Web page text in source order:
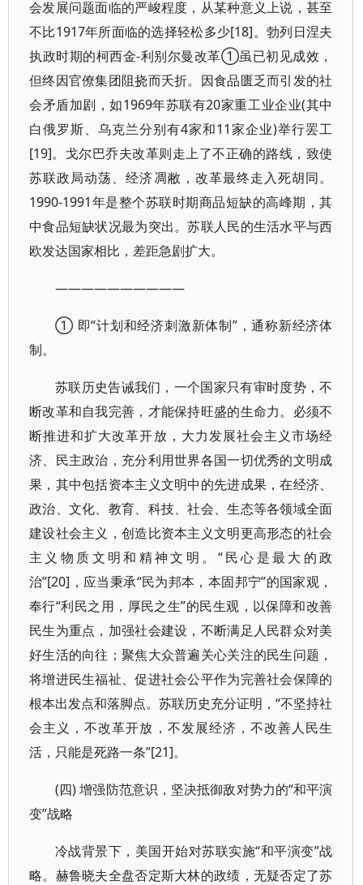
会发展问题面临的严峻程度，从某种意义上说，甚至
不比1917年所面临的选择轻松多少[18]。勃列日涅夫
执政时期的柯西金-利别尔曼改革①虽已初见成效，
但终因官僚集团阻挠而夭折。因食品匮乏而引发的社
会矛盾加剧，如1969年苏联有20家重工业企业(其中
白俄罗斯、乌克兰分别有4家和11家企业)举行罢工
[19]。戈尔巴乔夫改革则走上了不正确的路线，致使
苏联政局动荡、经济凋敝，改革最终走入死胡同。
1990-1991年是整个苏联时期商品短缺的高峰期，其
中食品短缺状况最为突出。苏联人民的生活水平与西
欧发达国家相比，差距急剧扩大。
——————————
① 即“计划和经济刺激新体制”，通称新经济体
制。
苏联历史告诫我们，一个国家只有审时度势，不
断改革和自我完善，才能保持旺盛的生命力。必须不
断推进和扩大改革开放，大力发展社会主义市场经
济、民主政治，充分利用世界各国一切优秀的文明成
果，其中包括资本主义文明中的先进成果，在经济、
政治、文化、教育、科技、社会、生态等各领域全面
建设社会主义，创造比资本主义文明更高形态的社会
主义物质文明和精神文明。“民心是最大的政
治”[20]，应当秉承“民为邦本，本固邦宁”的国家观，
奉行“利民之用，厚民之生”的民生观，以保障和改善
民生为重点，加强社会建设，不断满足人民群众对美
好生活的向往；聚焦大众普遍关心关注的民生问题，
将增进民生福祉、促进社会公平作为完善社会保障的
根本出发点和落脚点。苏联历史充分证明，“不坚持社
会主义，不改革开放，不发展经济，不改善人民生
活，只能是死路一条”[21]。
(四) 增强防范意识，坚决抵御敌对势力的“和平演
变”战略
冷战背景下，美国开始对苏联实施“和平演变”战
略。赫鲁晓夫全盘否定斯大林的政绩，无疑否定了苏